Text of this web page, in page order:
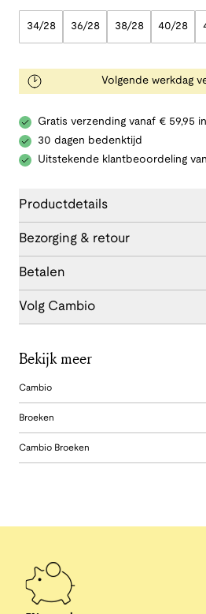
34/28 36/28 38/28 40/28
Volgende werkdag
Gratis verzending vanaf € 59,95
30 dagen bedenktijd
Uitstekende klantbeoordeling
Productdetails
Bezorging & retour
Betalen
Volg Cambio
Bekijk meer
Cambio
Broeken
Cambio Broeken